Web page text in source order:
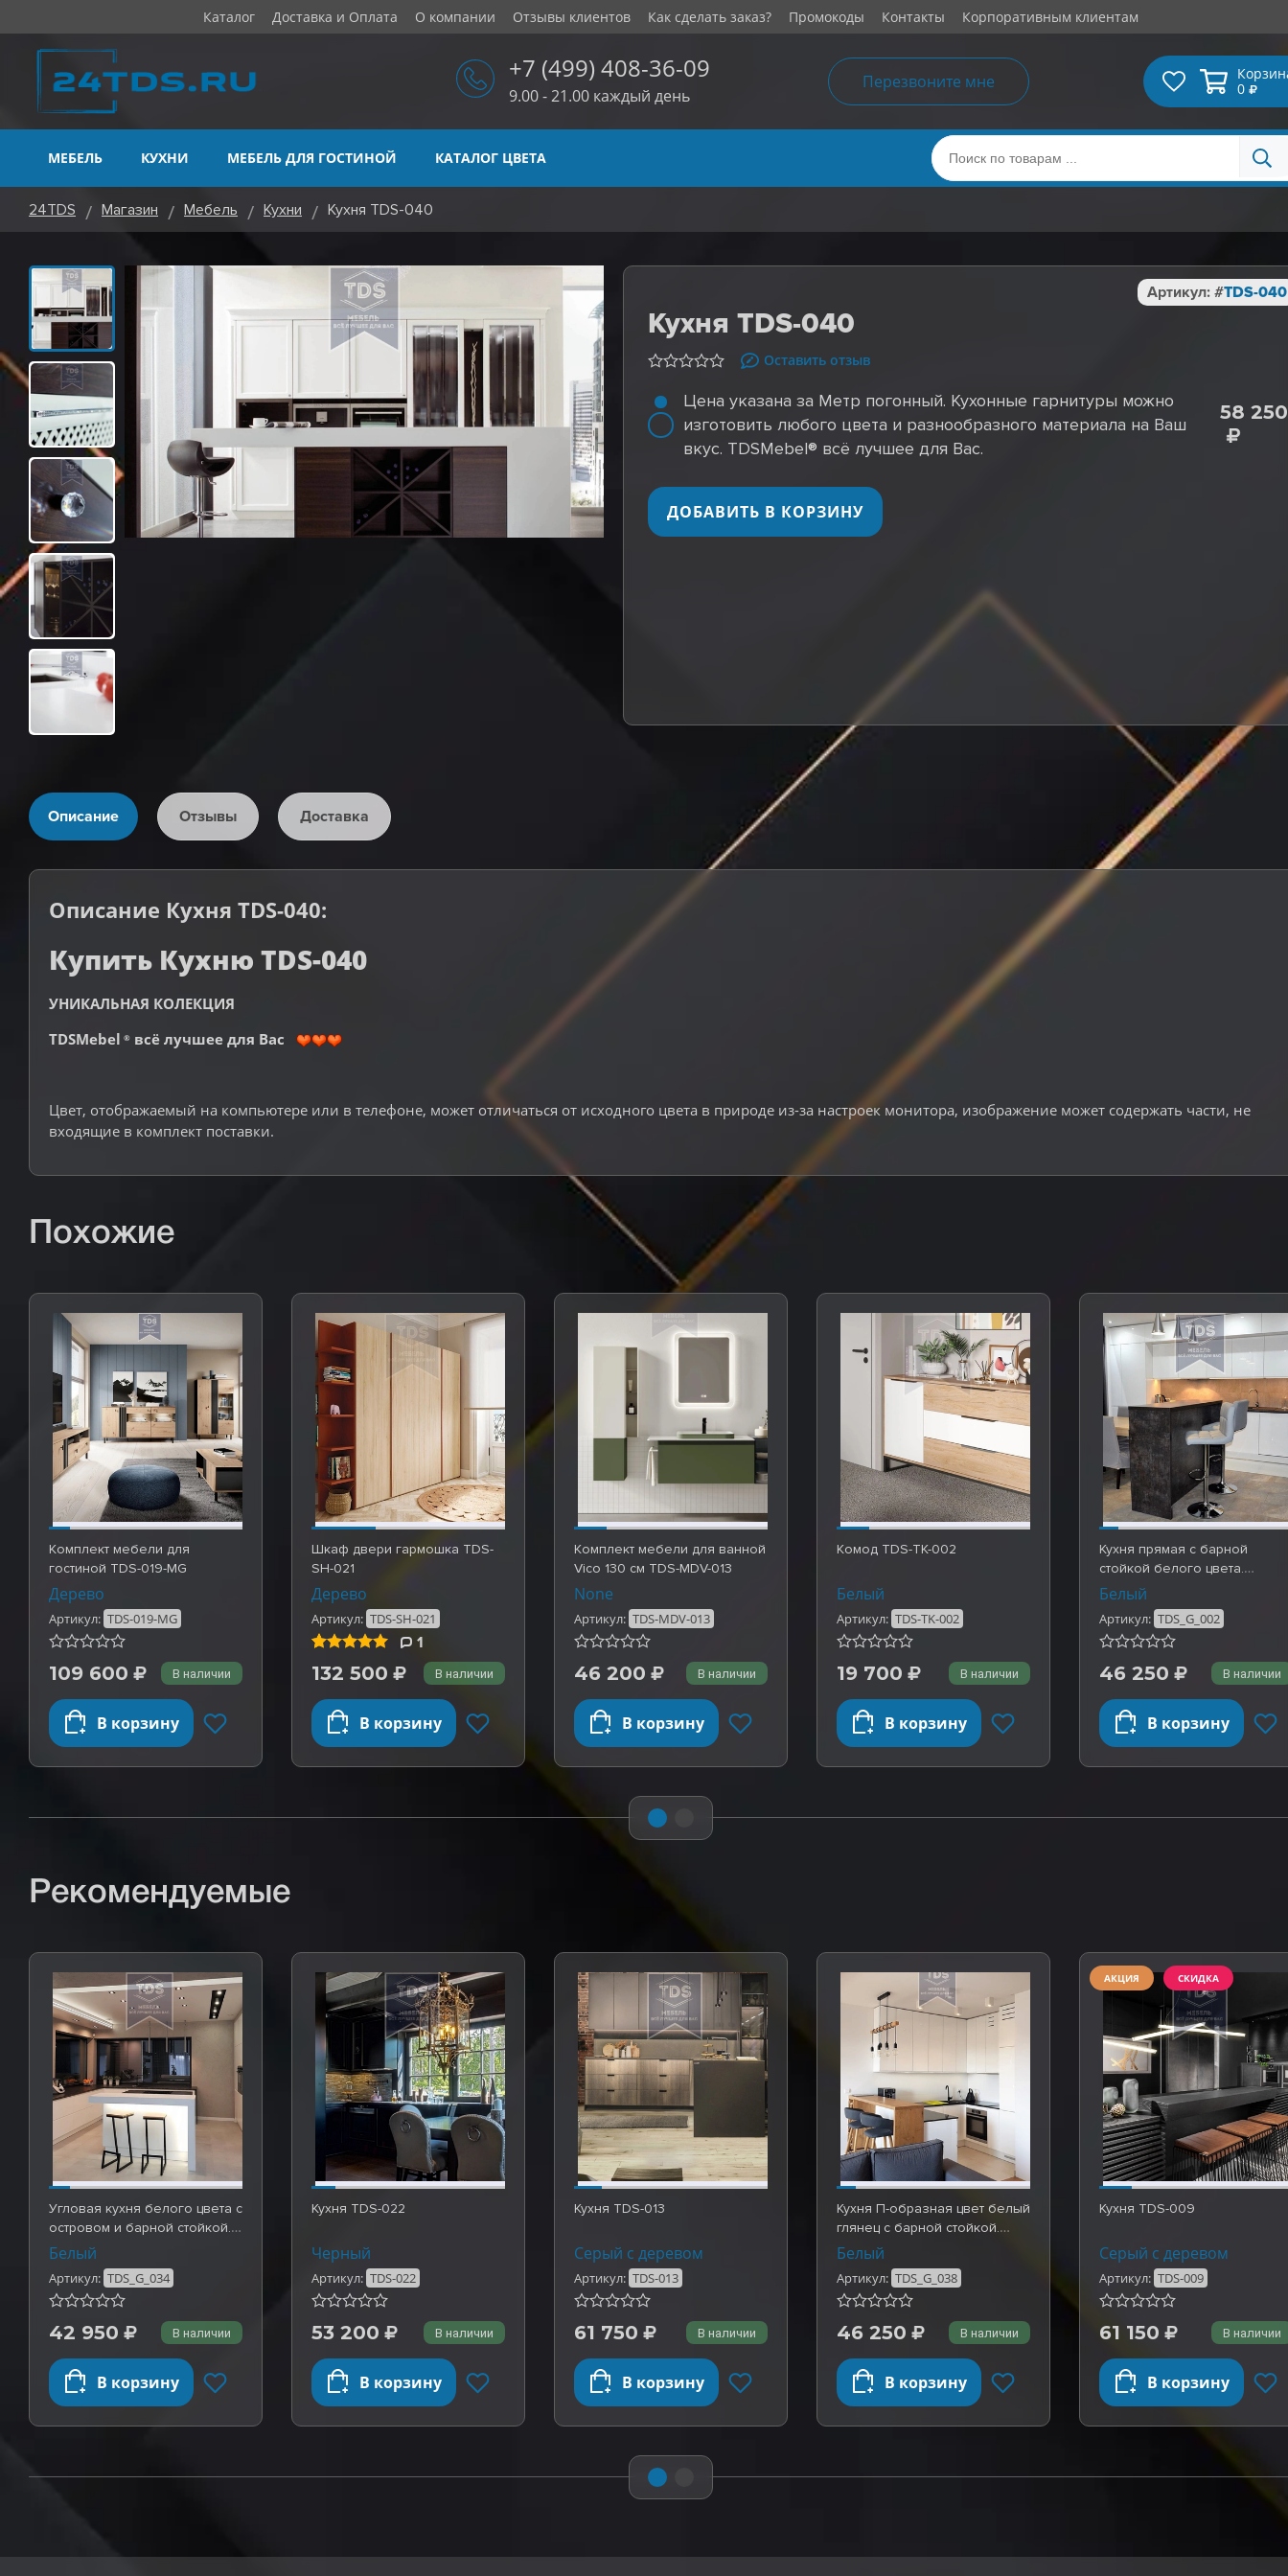
Каталог Доставка и Оплата О компании Отзывы клиентов Как сделать заказ? Промокоды Контакты Корпоративным клиентам
+7 (499) 408-36-09
9.00 - 21.00 каждый день
Перезвоните мне
0
МЕБЕЛЬ КУХНИ МЕБЕЛЬ ДЛЯ ГОСТИНОЙ КАТАЛОГ ЦВЕТА
24TDS Магазин Мебель Кухни Кухня TDS-040
Кухня TDS-040
Артикул: #TDS-040
Оставить отзыв
Цена указана за Метр погонный. Кухонные гарнитуры можно
изготовить любого цвета и разнообразного материала на Ваш
вкус. TDSMebel® всё лучшее для Вас.
58 250
ДОБАВИТЬ В КОРЗИНУ
Описание Отзывы Доставка
Описание Кухня TDS-040:
Купить Кухню TDS-040
УНИКАЛЬНАЯ КОЛЕКЦИЯ
TDSMebel ® всё лучшее для Вас
Цвет, отображаемый на компьютере или в телефоне, может отличаться от исходного цвета в природе из-за настроек монитора, изображение может содержать части, не
входящие в комплект поставки.
Похожие
Комплект мебели для
гостиной TDS-019-MG
Дерево
Артикул: TDS-019-MG
109 600 В наличии
В корзину
Шкаф двери гармошка TDS-
SH-021
Дерево
Артикул: TDS-SH-021
Рейтинг
5,0
из
5 на
опроса
(1)
отзыв
1
132 500 В наличии
В корзину
Комплект мебели для ванной
Vico 130 см TDS-MDV-013
None
Артикул: TDS-MDV-013
46 200 В наличии
В корзину
Комод TDS-TK-002
Белый
Артикул: TDS-TK-002
19 700 В наличии
В корзину
Кухня прямая с барной
стойкой белого цвета.
Готовые работы TDS_G…
Белый
Артикул: TDS_G_002
46 250 В наличии
В корзину
Рекомендуемые
Угловая кухня белого цвета с
островом и барной стойкой.
Готовые …
Белый
Артикул: TDS_G_034
42 950 В наличии
В корзину
Кухня TDS-022
Черный
Артикул: TDS-022
53 200 В наличии
В корзину
Кухня TDS-013
Серый с деревом
Артикул: TDS-013
61 750 В наличии
В корзину
Кухня П-образная цвет белый
глянец с барной стойкой.
Готовые раб…
Белый
Артикул: TDS_G_038
46 250 В наличии
В корзину
АКЦИЯ СКИДКА
Кухня TDS-009
Серый с деревом
Артикул: TDS-009
61 150 В наличии
В корзину